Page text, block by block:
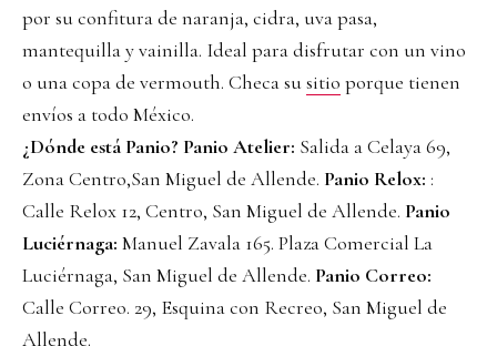
por su confitura de naranja, cidra, uva pasa,
mantequilla y vainilla. Ideal para disfrutar con un vino
o una copa de vermouth. Checa susitio porque tienen
envíos a todo México.
¿Dónde está Panio? Panio Atelier: Salida a Celaya 69,
Zona Centro,San Miguel de Allende. Panio Relox: :
Calle Relox 12, Centro, San Miguel de Allende. Panio
Luciérnaga: Manuel Zavala 165. Plaza Comercial La
Luciérnaga, San Miguel de Allende. Panio Correo:
Calle Correo. 29, Esquina con Recreo, San Miguel de
Allende.